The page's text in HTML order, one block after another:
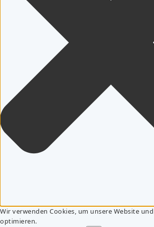
Wir verwenden Cookies, um unsere Website
optimieren.